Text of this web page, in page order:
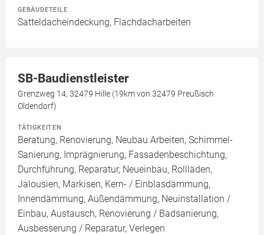
GEBÄUDETEILE
Satteldacheindeckung, Flachdacharbeiten
SB-Baudienstleister
Grenzweg 14, 32479 Hille (19km von 32479 Preußisch
Oldendorf)
TÄTIGKEITEN
Beratung, Renovierung, Neubau Arbeiten, Schimmel-
Sanierung, Imprägnierung, Fassadenbeschichtung,
Durchführung, Reparatur, Neueinbau, Rollläden,
Jalousien, Markisen, Kern- / Einblasdämmung,
Innendämmung, Außendämmung, Neuinstallation /
Einbau, Austausch, Renovierung / Badsanierung,
Ausbesserung / Reparatur, Verlegen